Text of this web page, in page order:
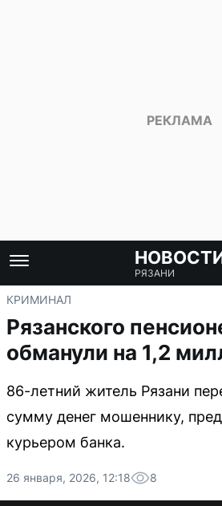
РЯЗАНИ
КРИМИНАЛ
Рязанского
обманули на 1,2
86-летний житель Рязани
сумму денег мошеннику,
курьером банка.
26 января, 2026, 12:18 8